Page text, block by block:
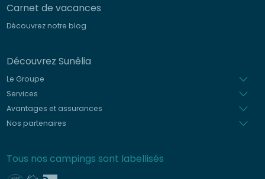
Carnet de vacances
Découvrez notre blog
Découvrez Sunêlia
Le Groupe
Services
Avantages et assurances
Nos partenaires
Tous nos campings sont labellisés